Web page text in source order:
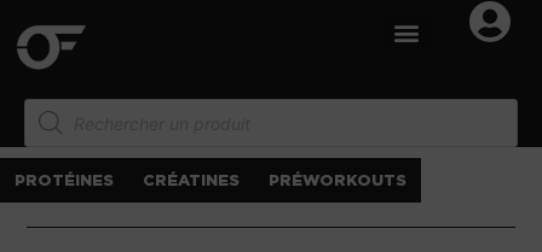
PROTÉINES CRÉATINES PRÉWORKOUTS